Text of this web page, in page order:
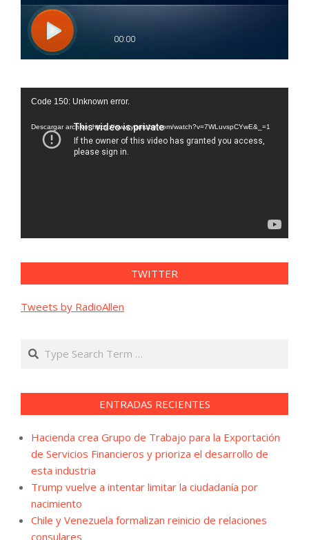
Reproductor
vídeo
Code 150: Unknown error.
Descargar archivo: https://www.youtube.com/watch?v=7WLuvspCYwE&_=1
TWITTER
Tweets by RadioAllen
Search
ENTRADAS RECIENTES
Hacienda crea Grupo de Trabajo para la Exportación
de Servicios Financieros y prioriza el desarrollo de
esta industria
Trump vuelve a intentar limitar la ciudadanía por
nacimiento
Chile y Venezuela formalizan reinicio de relaciones
consulares